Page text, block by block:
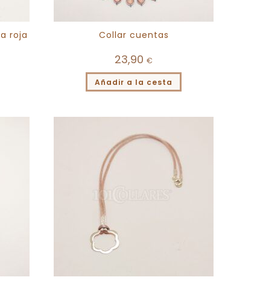
roja Collar cuentas
23,90 €
Añadir a la cesta